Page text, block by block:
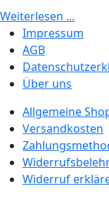
Weiterlesen ...
Impressum
AGB
Über uns
Allgemeine
Versandkosten
Widerruf